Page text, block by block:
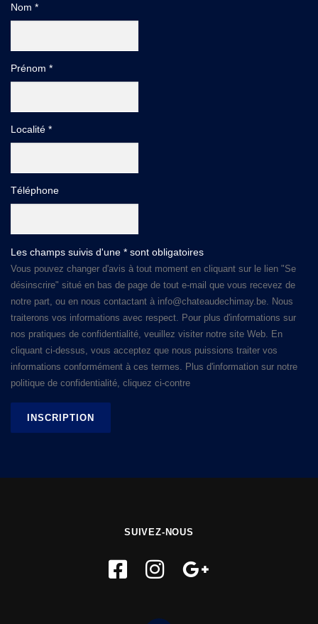
Nom *
Prénom *
Localité *
Téléphone
Les champs suivis d'une * sont obligatoires
Vous pouvez changer d'avis à tout moment en cliquant sur le lien "Se
désinscrire" situé en bas de page de tout e-mail que vous recevez de
notre part, ou en nous contactant à info@chateaudechimay.be. Nous
traiterons vos informations avec respect. Pour plus d'informations sur
nos pratiques de confidentialité, veuillez visiter notre site Web. En
cliquant ci-dessus, vous acceptez que nous puissions traiter vos
informations conformément à ces termes. Plus d'information sur notre
politique de confidentialité, cliquez ci-contre
SUIVEZ-NOUS